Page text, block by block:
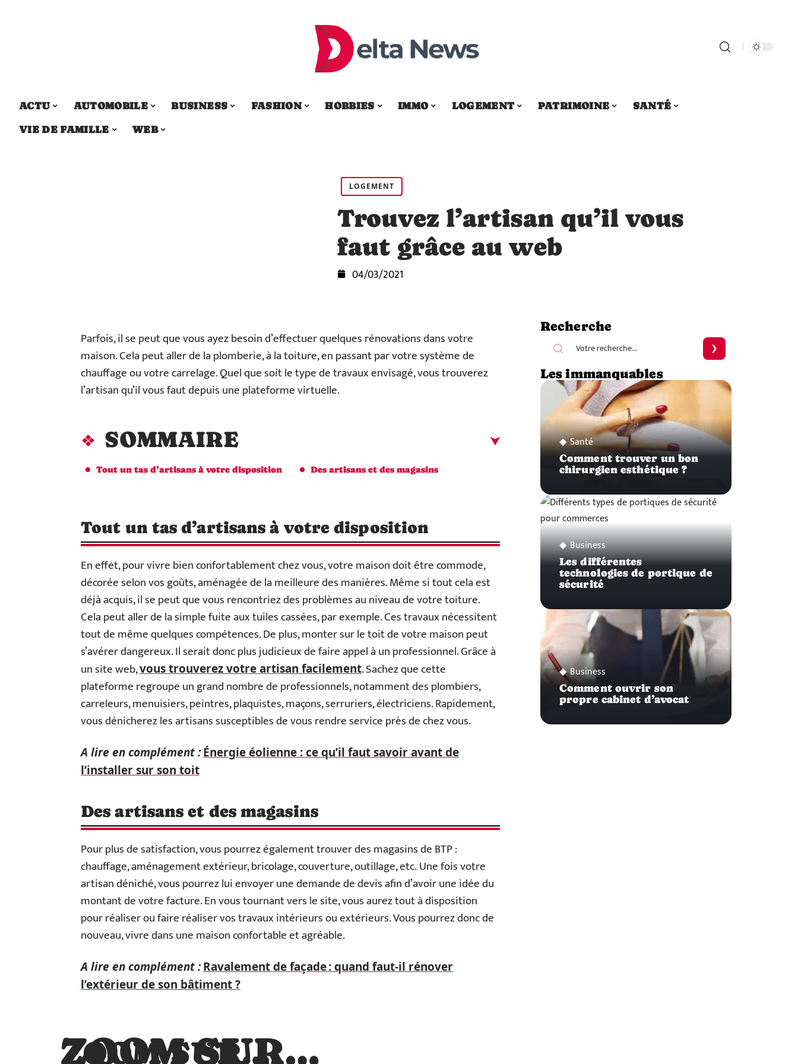
ACTU AUTOMOBILE BUSINESS FASHION HOBBIES IMMO LOGEMENT PATRIMOINE
SANTÉ
VIE DE FAMILLE
WEB
LOGEMENT
Trouvez l’artisan qu’il vous
faut grâce au web
04/03/2021
Parfois, il se peut que vous ayez besoin d’effectuer quelques rénovations dans votre
maison. Cela peut aller de la plomberie, à la toiture, en passant par votre système de
chauffage ou votre carrelage. Quel que soit le type de travaux envisagé, vous trouverez
l’artisan qu’il vous faut depuis une plateforme virtuelle.
SOMMAIRE
Tout un tas d’artisans à votre disposition Des artisans et des magasins
Tout un tas d’artisans à votre disposition
En effet, pour vivre bien confortablement chez vous, votre maison doit être commode,
décorée selon vos goûts, aménagée de la meilleure des manières. Même si tout cela est
déjà acquis, il se peut que vous rencontriez des problèmes au niveau de votre toiture.
Cela peut aller de la simple fuite aux tuiles cassées, par exemple. Ces travaux nécessitent
tout de même quelques compétences. De plus, monter sur le toit de votre maison peut
s’avérer dangereux. Il serait donc plus judicieux de faire appel à un professionnel. Grâce à
un site web,vous trouverez votre artisan facilement. Sachez que cette
plateforme regroupe un grand nombre de professionnels, notamment des plombiers,
carreleurs, menuisiers, peintres, plaquistes, maçons, serruriers, électriciens. Rapidement,
vous dénicherez les artisans susceptibles de vous rendre service près de chez vous.
A lire en complément :Énergie éolienne : ce qu’il faut savoir avant de
l’installer sur son toit
Des artisans et des magasins
Pour plus de satisfaction, vous pourrez également trouver des magasins de BTP :
chauffage, aménagement extérieur, bricolage, couverture, outillage, etc. Une fois votre
artisan déniché, vous pourrez lui envoyer une demande de devis afin d’avoir une idée du
montant de votre facture. En vous tournant vers le site, vous aurez tout à disposition
pour réaliser ou faire réaliser vos travaux intérieurs ou extérieurs. Vous pourrez donc de
nouveau, vivre dans une maison confortable et agréable.
A lire en complément :Ravalement de façade : quand faut-il rénover
l’extérieur de son bâtiment ?
ZOOM SUR…
ZOOM SUR…
Recherche
Les immanquables
Santé
Comment trouver un bon
chirurgien esthétique ?
Business
Les différentes
technologies de portique de
sécurité
Business
Comment ouvrir son
propre cabinet d’avocat